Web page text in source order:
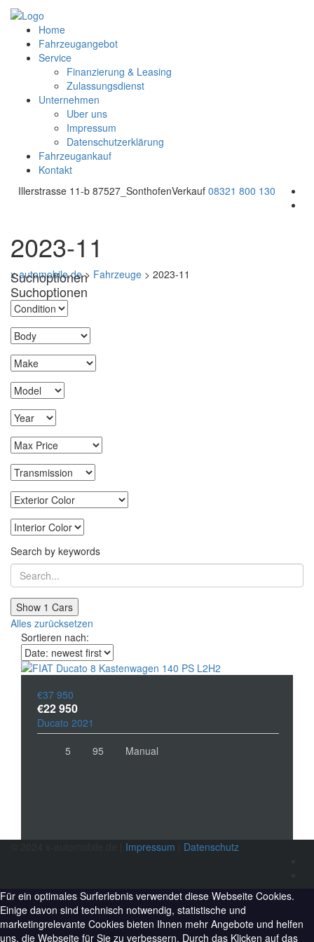
Home
Fahrzeugangebot
Service
Finanzierung & Leasing
Zulassungsdienst
Unternehmen
Uber uns
Impressum
Datenschutzerklärung
Fahrzeugankauf
Kontakt
Verkauf 08321 800 130
Illerstrasse 11-b 87527_Sonthofen
2023-11
x-automobile.de> Fahrzeuge > 2023-11
Suchoptionen
Suchoptionen
Search by keywords
Show 1 Cars
Alles zurücksetzen
Sortieren nach:
€37 950
€22 950
Ducato 2021
5
95 Manual
Impressum Datenschutz
Für ein optimales Surferlebnis verwendet diese Webseite Cookies.
Einige davon sind technisch notwendig, statistische und
marketingrelevante Cookies bieten Ihnen mehr Angebote und helfen
uns, die Webseite für Sie zu verbessern. Durch das Klicken auf das